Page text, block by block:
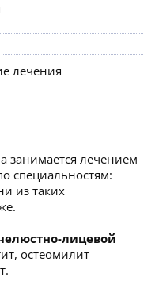
лечения
занимается лечением
специальностям:
из таких
лицевой
остеомилит